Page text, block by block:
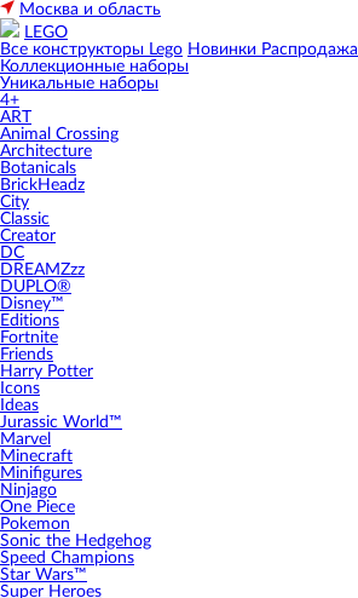
Москва и область
LEGO
Все конструкторы Lego Новинки Распродажа
Коллекционные наборы
Уникальные наборы
4+
ART
Animal Crossing
Architecture
Botanicals
BrickHeadz
City
Classic
Creator
DC
DREAMZzz
DUPLO®
Disney™
Editions
Fortnite
Friends
Harry Potter
Icons
Ideas
Jurassic World™
Marvel
Minecraft
Minifigures
Ninjago
One Piece
Pokemon
Sonic the Hedgehog
Speed Champions
Star Wars™
Super Heroes